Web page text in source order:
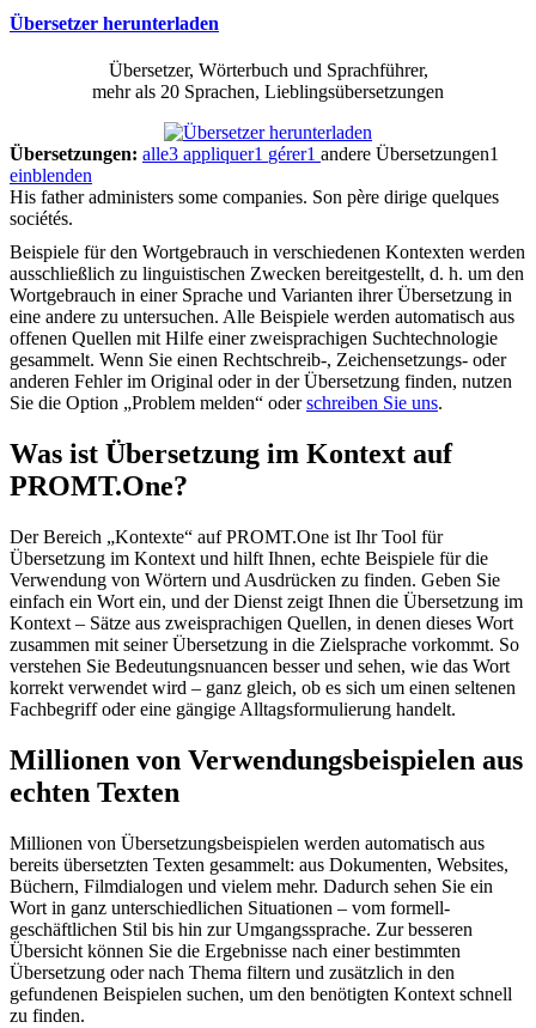
Übersetzer herunterladen
Übersetzer, Wörterbuch und Sprachführer,
mehr als 20 Sprachen, Lieblingsübersetzungen
Übersetzungen: alle3 appliquer1 gérer1 andere Übersetzungen1
einblenden
His fatheradministers some companies. Son père dirige quelques
sociétés.
Beispiele für den Wortgebrauch in verschiedenen Kontexten werden
ausschließlich zu linguistischen Zwecken bereitgestellt, d. h. um den
Wortgebrauch in einer Sprache und Varianten ihrer Übersetzung in
eine andere zu untersuchen. Alle Beispiele werden automatisch aus
offenen Quellen mit Hilfe einer zweisprachigen Suchtechnologie
gesammelt. Wenn Sie einen Rechtschreib-, Zeichensetzungs- oder
anderen Fehler im Original oder in der Übersetzung finden, nutzen
Sie die Option „Problem melden“ oderschreiben Sie uns.
Was ist Übersetzung im Kontext auf
PROMT.One?
Der Bereich „Kontexte“ auf PROMT.One ist Ihr Tool für
Übersetzung im Kontext und hilft Ihnen, echte Beispiele für die
Verwendung von Wörtern und Ausdrücken zu finden. Geben Sie
einfach ein Wort ein, und der Dienst zeigt Ihnen die Übersetzung im
Kontext – Sätze aus zweisprachigen Quellen, in denen dieses Wort
zusammen mit seiner Übersetzung in die Zielsprache vorkommt. So
verstehen Sie Bedeutungsnuancen besser und sehen, wie das Wort
korrekt verwendet wird – ganz gleich, ob es sich um einen seltenen
Fachbegriff oder eine gängige Alltagsformulierung handelt.
Millionen von Verwendungsbeispielen aus
echten Texten
Millionen von Übersetzungsbeispielen werden automatisch aus
bereits übersetzten Texten gesammelt: aus Dokumenten, Websites,
Büchern, Filmdialogen und vielem mehr. Dadurch sehen Sie ein
Wort in ganz unterschiedlichen Situationen – vom formell-
geschäftlichen Stil bis hin zur Umgangssprache. Zur besseren
Übersicht können Sie die Ergebnisse nach einer bestimmten
Übersetzung oder nach Thema filtern und zusätzlich in den
gefundenen Beispielen suchen, um den benötigten Kontext schnell
zu finden.